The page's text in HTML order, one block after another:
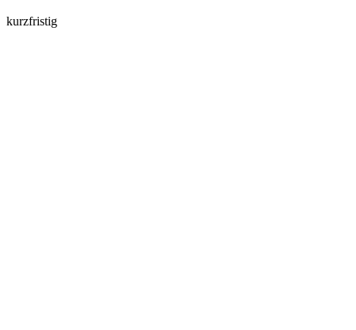
kurzfristig